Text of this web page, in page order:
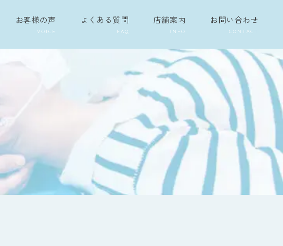
お客様の声 よくある質問 店舗案内 お問い合わせ